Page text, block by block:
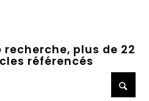
plus de 22
référencés